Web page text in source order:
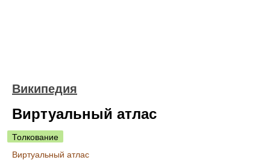
Википедия
Виртуальный атлас
Толкование
Виртуальный атлас